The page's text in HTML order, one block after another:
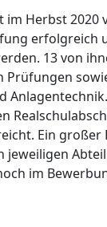
Herbst 2020
erfolgreich
13 von
Prüfungen
Ein großer
jeweiligen
im